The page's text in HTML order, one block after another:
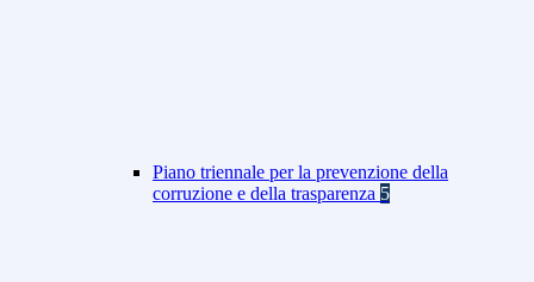
Piano triennale per la prevenzione della
corruzione e della trasparenza 5